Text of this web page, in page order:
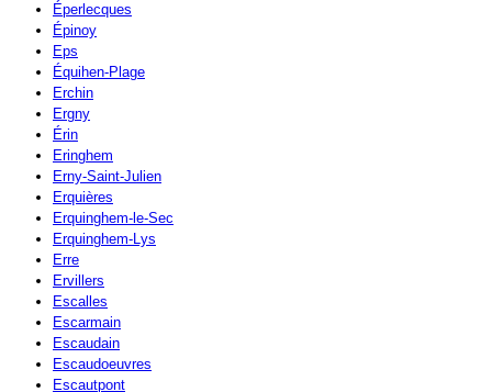
Éperlecques
Épinoy
Eps
Équihen-Plage
Erchin
Ergny
Érin
Eringhem
Erny-Saint-Julien
Erquières
Erquinghem-le-Sec
Erquinghem-Lys
Erre
Ervillers
Escalles
Escarmain
Escaudain
Escaudoeuvres
Escautpont